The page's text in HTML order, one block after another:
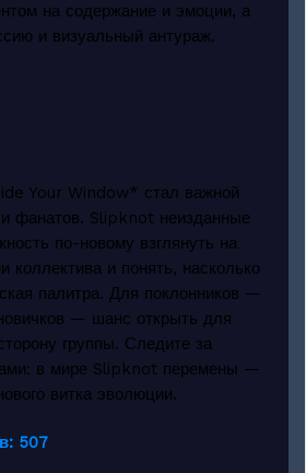
на содержание и эмоции, а
и визуальный антураж.
Your Window* стал важной
фанатов. Slipknot неизданные
по-новому взглянуть на
коллектива и понять, насколько
палитра. Для поклонников —
— шанс открыть для
группы. Следите за
в мире Slipknot перемены —
витка эволюции.
507